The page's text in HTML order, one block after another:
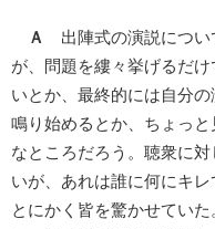
Ａ 出陣式の演説につ
が、問題を縷々挙げるだ
いとか、最終的には自分
鳴り始めるとか、ちょっ
なところだろう。聴衆に
いが、あれは誰に何にキ
とにかく皆を驚かせてい